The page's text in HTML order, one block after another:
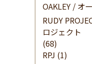
OAKLEY / オ
RUDY
ロジェクト
(68)
RPJ (1)